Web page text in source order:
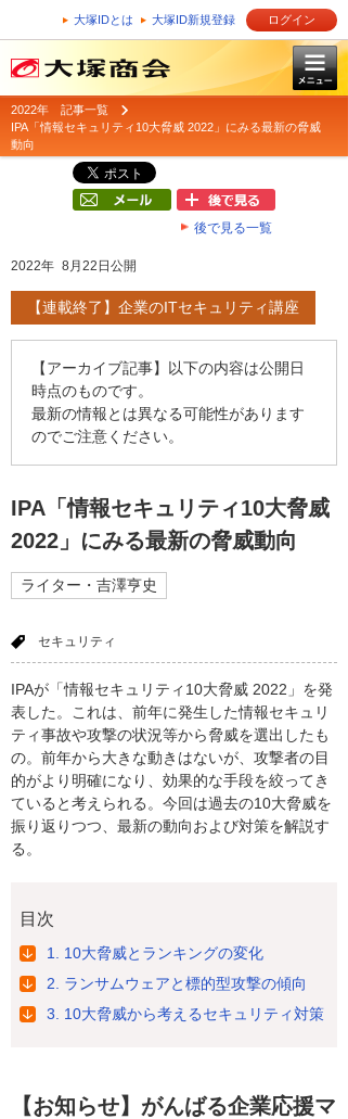
大塚IDとは 大塚ID新規登録 ログイン
2022年 記事一覧
IPA「情報セキュリティ10大脅威 2022」にみる最新の脅威
動向
後で見る一覧
2022年 8月22日公開
【連載終了】企業のITセキュリティ講座
【アーカイブ記事】以下の内容は公開日
時点のものです。
最新の情報とは異なる可能性があります
のでご注意ください。
IPA「情報セキュリティ10大脅威
2022」にみる最新の脅威動向
ライター・吉澤亨史
セキュリティ
IPAが「情報セキュリティ10大脅威 2022」を発
表した。これは、前年に発生した情報セキュリ
ティ事故や攻撃の状況等から脅威を選出したも
の。前年から大きな動きはないが、攻撃者の目
的がより明確になり、効果的な手段を絞ってき
ていると考えられる。今回は過去の10大脅威を
振り返りつつ、最新の動向および対策を解説す
る。
目次
1. 10大脅威とランキングの変化
2. ランサムウェアと標的型攻撃の傾向
3. 10大脅威から考えるセキュリティ対策
【お知らせ】がんばる企業応援マ